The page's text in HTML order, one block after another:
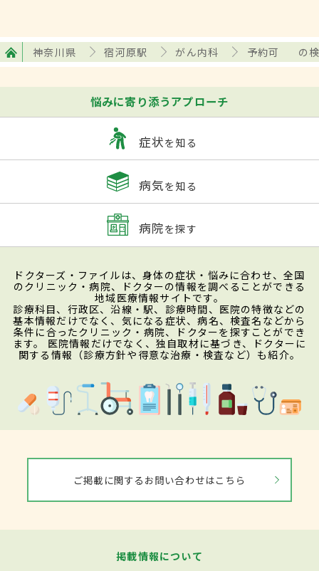
神奈川県 宿河原駅 がん内科 予約可 の
悩みに寄り添うアプローチ
症状を知る
病気を知る
病院を探す
ドクターズ・ファイルは、身体の症状・悩みに合わせ、全国
のクリニック・病院、ドクターの情報を調べることができる
地域医療情報サイトです。
診療科目、行政区、沿線・駅、診療時間、医院の特徴などの
基本情報だけでなく、気になる症状、病名、検査名などから
条件に合ったクリニック・病院、ドクターを探すことができ
ます。 医院情報だけでなく、独自取材に基づき、ドクターに
関する情報（診療方針や得意な治療・検査など）も紹介。
ご掲載に関するお問い合わせはこちら
掲載情報について